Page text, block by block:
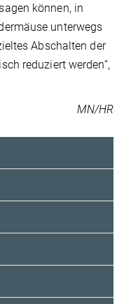
können, in
unterwegs
Abschalten der
reduziert werden“,
MN/HR